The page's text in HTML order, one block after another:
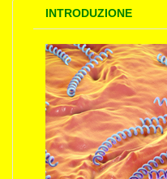
INTRODUZIONE